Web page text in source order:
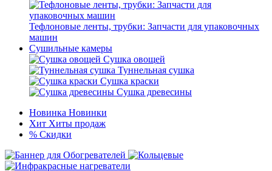
Тефлоновые ленты, трубки: Запчасти для упаковочных
машин
Сушильные камеры
Сушка овощей
Туннельная сушка
Сушка краски
Сушка древесины
Новинка Новинки
Хит Хиты продаж
% Скидки